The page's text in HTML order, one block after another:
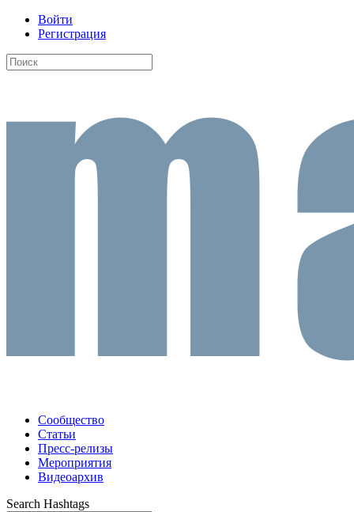
Войти
Регистрация
Сообщество
Статьи
Пресс-релизы
Мероприятия
Видеоархив
Search Hashtags